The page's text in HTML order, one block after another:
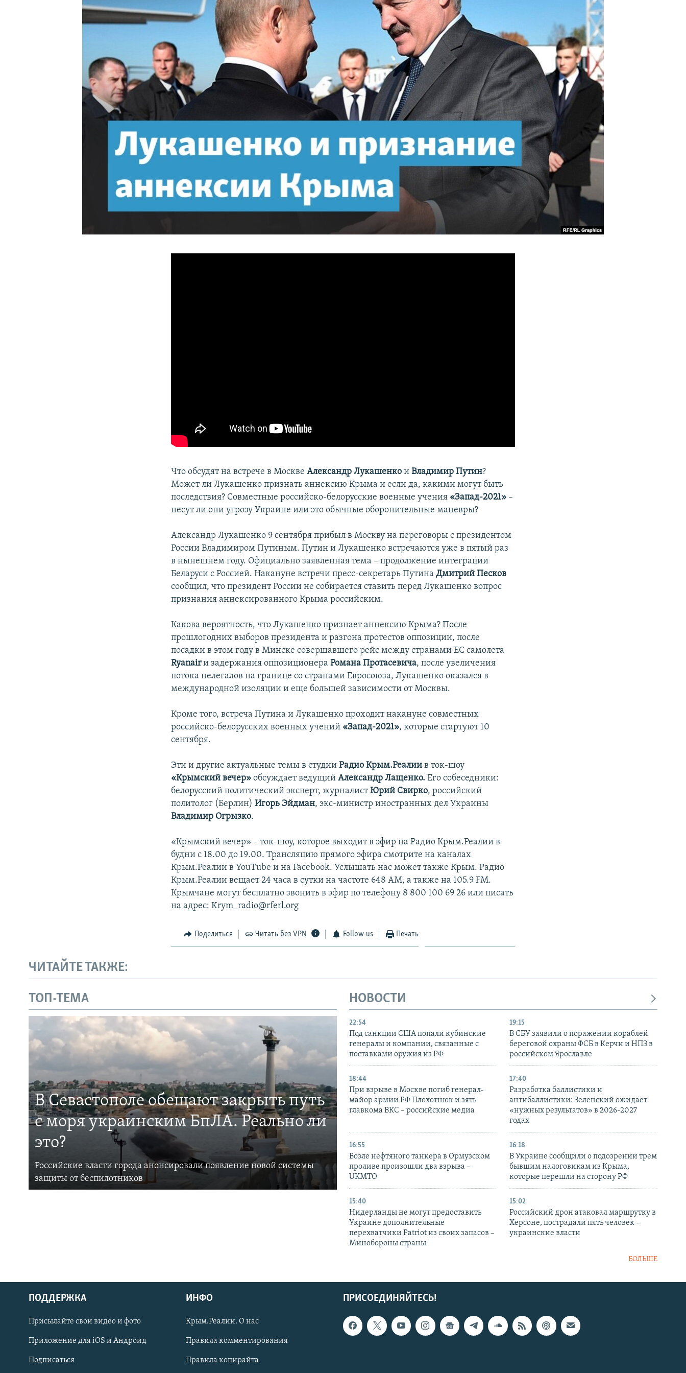
КРЫМ.НЕПОКОРЕННЫЙ
УКРАИНСКАЯ ПРОБЛЕМА КРЫМА
Українською
Qırımtatar
ПРИСОЕДИНЯЙТЕСЬ!
Что обсудят на встрече в МосквеАлександр Лукашенко иВладимир Путин?
Может ли Лукашенко признать аннексию Крыма и если да, какими могут быть
последствия? Совместные российско-белорусские военные учения «Запад-2021» –
несут ли они угрозу Украине или это обычные оборонительные маневры?
Александр Лукашенко 9 сентября прибыл в Москву на переговоры с президентом
России Владимиром Путиным. Путин и Лукашенко встречаются уже в пятый раз
в нынешнем году. Официально заявленная тема – продолжение интеграции
Беларуси с Россией. Накануне встречи пресс-секретарь ПутинаДмитрий Песков
сообщил, что президент России не собирается ставить перед Лукашенко вопрос
признания аннексированного Крыма российским.
Какова вероятность, что Лукашенко признает аннексию Крыма? После
прошлогодних выборов президента и разгона протестов оппозиции, после
посадки в этом году в Минске совершавшего рейс между странами ЕС самолета
Ryanairи задержания оппозиционераРомана Протасевича, после увеличения
потока нелегалов на границе со странами Евросоюза, Лукашенко оказался в
международной изоляции и еще большей зависимости от Москвы.
Кроме того, встреча Путина и Лукашенко проходит накануне совместных
российско-белорусских военных учений «Запад-2021», которые стартуют 10
сентября.
Эти и другие актуальные темы в студии Радио Крым.Реалии в ток-шоу
«Крымский вечер» обсуждает ведущий Александр Лащенко. Его собеседники:
белорусский политический эксперт, журналистЮрий Свирко, российский
политолог (Берлин)Игорь Эйдман, экс-министр иностранных дел Украины
Владимир Огрызко.
«Крымский вечер» – ток-шоу, которое выходит в эфир на Радио Крым.Реалии в
будни с 18.00 до 19.00. Трансляцию прямого эфира смотрите на каналах
Крым.Реалии в YouTube и на Facebook. Услышать нас может также Крым. Радио
Крым.Реалии вещает 24 часа в сутки на частоте 648 АМ, а также на 105.9 FM.
Крымчане могут бесплатно звонить в эфир по телефону 8 800 100 69 26 или писать
на адрес: Krym_radio@rferl.org
Поделиться Читать без VPN Follow us Печать
ЧИТАЙТЕ ТАКЖЕ:
ТОП-ТЕМА
В Севастополе обещают закрыть путь
с моря украинским БпЛА. Реально ли
это?
Российские власти города анонсировали появление новой системы
защиты от беспилотников
НОВОСТИ
22:54
Под санкции США попали кубинские
генералы и компании, связанные с
поставками оружия из РФ
19:15
В СБУ заявили о поражении кораблей
береговой охраны ФСБ в Керчи и НПЗ в
российском Ярославле
18:44
При взрыве в Москве погиб генерал-
майор армии РФ Плохотнюк и зять
главкома ВКС – российские медиа
17:40
Разработка баллистики и
антибаллистики: Зеленский ожидает
«нужных результатов» в 2026-2027
годах
16:55
Возле нефтяного танкера в Ормузском
проливе произошли два взрыва –
UKMTO
16:18
В Украине сообщили о подозрении трем
бывшим налоговикам из Крыма,
которые перешли на сторону РФ
15:40
Нидерланды не могут предоставить
Украине дополнительные
перехватчики Patriot из своих запасов –
Минобороны страны
15:02
Российский дрон атаковал маршрутку в
Херсоне, пострадали пять человек –
украинские власти
БОЛЬШЕ
ПРИСОЕДИНЯЙТЕСЬ!
ПОДДЕРЖКА
Присылайте свои видео и фото
Приложение для iOS и Андроид
Подписаться
ИНФО
Крым.Реалии. О нас
Правила комментирования
Правила копирайта